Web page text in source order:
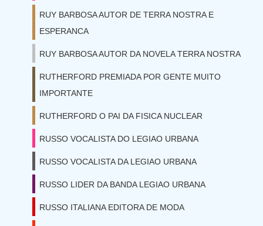
RUY BARBOSA AUTOR DE TERRA NOSTRA E
ESPERANCA
RUY BARBOSA AUTOR DA NOVELA TERRA NOSTRA
RUTHERFORD PREMIADA POR GENTE MUITO
IMPORTANTE
RUTHERFORD O PAI DA FISICA NUCLEAR
RUSSO VOCALISTA DO LEGIAO URBANA
RUSSO VOCALISTA DA LEGIAO URBANA
RUSSO LIDER DA BANDA LEGIAO URBANA
RUSSO ITALIANA EDITORA DE MODA